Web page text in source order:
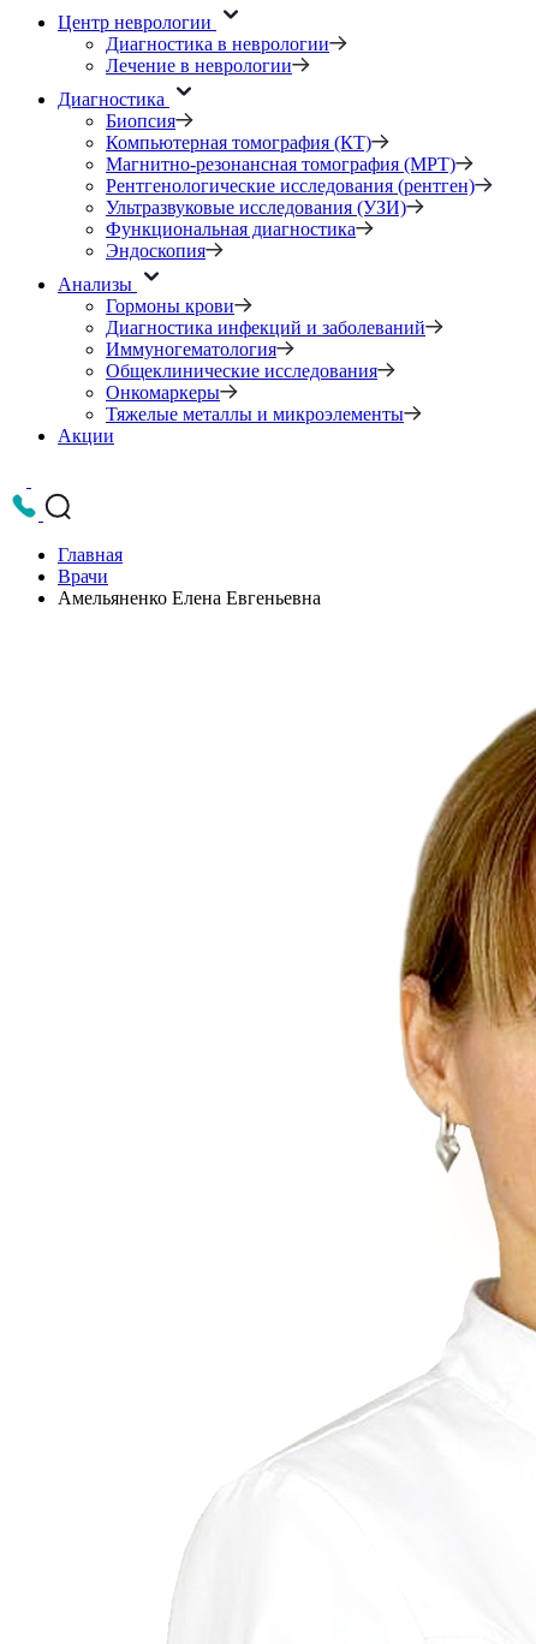
Центр неврологии
Диагностика в неврологии
Лечение в неврологии
Диагностика
Биопсия
Компьютерная томография (КТ)
Магнитно-резонансная томография (МРТ)
Рентгенологические исследования (рентген)
Ультразвуковые исследования (УЗИ)
Функциональная диагностика
Эндоскопия
Анализы
Гормоны крови
Диагностика инфекций и заболеваний
Иммуногематология
Общеклинические исследования
Онкомаркеры
Тяжелые металлы и микроэлементы
Акции
Главная
Врачи
Амельяненко Елена Евгеньевна